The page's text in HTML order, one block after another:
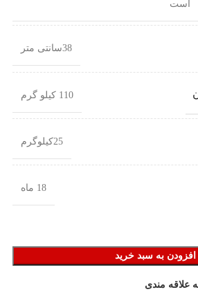
است
38سانتی متر
110 کیلو گرم
25کیلوگرم
18 ماه
افزودن به سبد خرید
علاقه مندی